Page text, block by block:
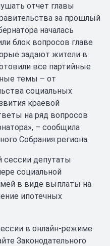
отчет главы
за прошлый
началась
блок вопросов главе
задают жители в
все партийные
темы – от
социальных
краевой
на ряд вопросов
– сообщила
Собрания региона.
сессии депутаты
социальной
в виде выплаты на
ипотечных
в онлайн-режиме
Законодательного